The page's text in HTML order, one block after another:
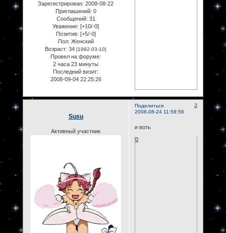
Зарегистрирован: 2008-08-22
Приглашений: 0
Сообщений: 31
Уважение: [+10/-0]
Позитив: [+5/-0]
Пол: Женский
Возраст: 34[1992-03-10]
Провел на форуме:
2 часа 23 минуты
Последний визит:
2008-09-04 22:25:26
Поделиться
3
2008-08-24 11:58:56
Susu
Активный участник
и воть
0